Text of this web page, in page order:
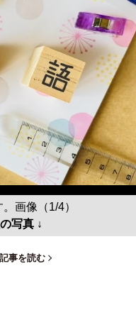
画像（1/4）
写真 ↓
記事を読む